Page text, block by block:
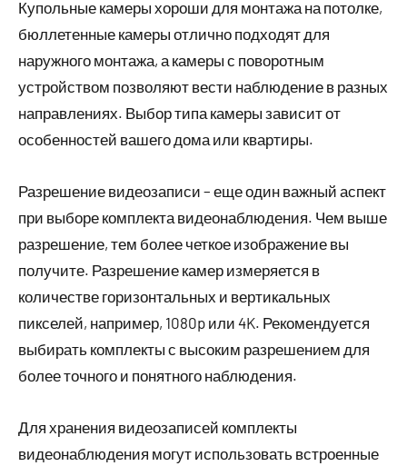
Купольные камеры хороши для монтажа на потолке,
бюллетенные камеры отлично подходят для
наружного монтажа, а камеры с поворотным
устройством позволяют вести наблюдение в разных
направлениях. Выбор типа камеры зависит от
особенностей вашего дома или квартиры.
Разрешение видеозаписи – еще один важный аспект
при выборе комплекта видеонаблюдения. Чем выше
разрешение, тем более четкое изображение вы
получите. Разрешение камер измеряется в
количестве горизонтальных и вертикальных
пикселей, например, 1080p или 4K. Рекомендуется
выбирать комплекты с высоким разрешением для
более точного и понятного наблюдения.
Для хранения видеозаписей комплекты
видеонаблюдения могут использовать встроенные